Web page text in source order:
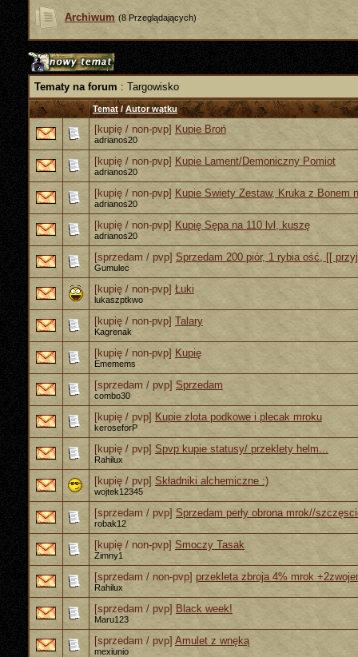
Archiwum (8 Przeglądających)
Tematy na forum : Targowisko
Temat/Autor wątku
[kupię / non-pvp] Kupie Broń
adrianos20
[kupię / non-pvp] Kupie Lament/Demoniczny Pomiot
adrianos20
[kupię / non-pvp] Kupie Swiety Zestaw, Kruka z Bonem
adrianos20
[kupię / non-pvp] Kupię Sępa na 110 lvl, kuszę
adrianos20
[sprzedam / pvp] Sprzedam 200 piór, 1 rybia ość, [[
Gumulec
[kupię / non-pvp] Łuki
lukaszptkwo
[kupię / non-pvp] Talary
Kagrenak
[kupię / non-pvp] Kupię
Ememems
[sprzedam / pvp] Sprzedam
combo30
[kupię / pvp] Kupie zlota podkowe i plecak mroku
keroseforP
[kupię / pvp] Spvp kupie statusy/ przeklety helm...
Rahilux
[kupię / pvp] Składniki alchemiczne :)
wojtek12345
[sprzedam / pvp] Sprzedam perły obrona mrok//
robak12
[kupię / non-pvp] Smoczy Tasak
Zimny1
[sprzedam / non-pvp] przekleta zbroja 4% mrok
Rahilux
[sprzedam / pvp] Black week!
Maru123
[sprzedam / pvp] Amulet z wnęką
mexiunio